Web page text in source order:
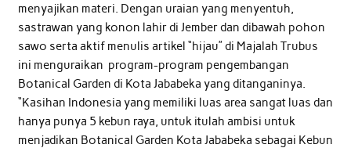
menyajikan materi. Dengan uraian yang menyentuh,
sastrawan yang konon lahir di Jember dan dibawah pohon
sawo serta aktif menulis artikel “hijau” di Majalah Trubus
ini menguraikan program-program pengembangan
Botanical Garden di Kota Jababeka yang ditanganinya.
“Kasihan Indonesia yang memiliki luas area sangat luas dan
hanya punya 5 kebun raya, untuk itulah ambisi untuk
menjadikan Botanical Garden Kota Jababeka sebagai Kebun